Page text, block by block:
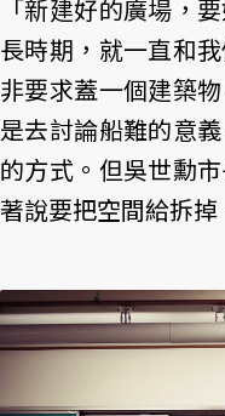
「新建好的廣場，
長時期，就一直和
非要求蓋一個建築
是去討論船難的意
的方式。但吳世勳
著說要把空間給拆掉